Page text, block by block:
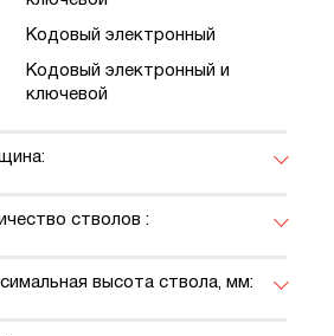
Кодовый электронный
Кодовый электронный и
ключевой
стволов :
высота ствола, мм: